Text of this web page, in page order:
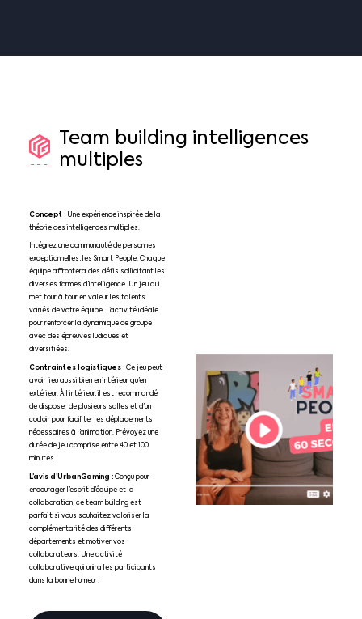
Team building intelligences
multiples
Concept :Une expérience inspirée de la
théorie des intelligences multiples.
Intégrez une communauté de personnes
exceptionnelles, les Smart People. Chaque
équipe affrontera des défis sollicitant les
diverses formes d’intelligence. Un jeu qui
met tour à tour en valeur les talents
variés de votre équipe. L’activité idéale
pour renforcer la dynamique de groupe
avec des épreuves ludiques et
diversifiées.
Contraintes logistiques :Ce jeu peut
avoir lieu aussi bien en intérieur qu’en
extérieur. À l’intérieur, il est recommandé
de disposer de plusieurs salles et d’un
couloir pour faciliter les déplacements
nécessaires à l’animation. Prévoyez une
durée de jeu comprise entre 40 et 100
minutes.
L’avis d’UrbanGaming :Conçu pour
encourager l’esprit d’équipe et la
collaboration, ce team building est
parfait si vous souhaitez valoriser la
complémentarité des différents
départements et motiver vos
collaborateurs. Une activité
collaborative qui unira les participants
dans la bonne humeur !